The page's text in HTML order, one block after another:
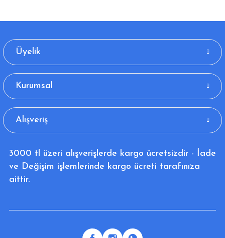
Üyelik
Kurumsal
Alışveriş
3000 tl üzeri alışverişlerde kargo ücretsizdir - İade
ve Değişim işlemlerinde kargo ücreti tarafınıza
aittir.